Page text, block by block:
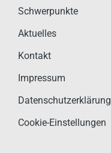
Schwerpunkte
Aktuelles
Kontakt
Impressum
Datenschutzerklärung
Cookie-Einstellungen